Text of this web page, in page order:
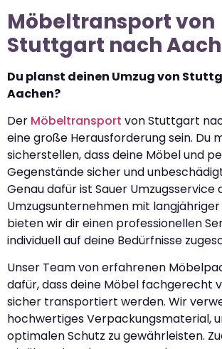
Möbeltransport von
Stuttgart nach
Du planst deinen Umzug von
Aachen?
Der Möbeltransport von Stuttgart
eine große Herausforderung sein. Du
sicherstellen, dass deine Möbel und
Gegenstände sicher und
Genau dafür ist Sauer Umzugsservice
Umzugsunternehmen mit
bieten wir dir einen professionellen
individuell auf deine Bedürfnisse
Unser Team von erfahrenen
dafür, dass deine Möbel fachgerecht
sicher transportiert werden. Wir
hochwertiges Verpackungsmaterial,
optimalen Schutz zu gewährleisten.